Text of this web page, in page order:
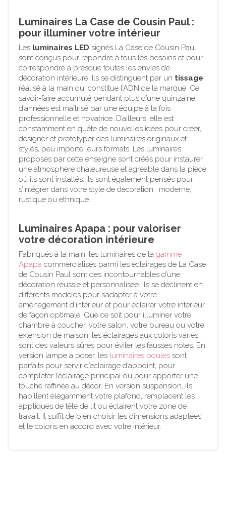
Luminaires La Case de Cousin Paul :
pour illuminer votre intérieur
Les luminaires LED signés La Case de Cousin Paul
sont conçus pour répondre à tous les besoins et pour
correspondre à presque toutes les envies de
décoration intérieure. Ils se distinguent par un tissage
réalisé à la main qui constitue l’ADN de la marque. Ce
savoir-faire accumulé pendant plus d’une quinzaine
d’années est maîtrisé par une équipe à la fois
professionnelle et novatrice. D’ailleurs, elle est
constamment en quête de nouvelles idées pour créer,
designer et prototyper des luminaires originaux et
stylés, peu importe leurs formats. Les luminaires
proposés par cette enseigne sont créés pour instaurer
une atmosphère chaleureuse et agréable dans la pièce
où ils sont installés. Ils sont également pensés pour
s’intégrer dans votre style de décoration : moderne,
rustique ou ethnique.
Luminaires Apapa : pour valoriser
votre décoration intérieure
Fabriqués à la main, les luminaires de la gamme
Apapa commercialisés parmi les éclairages de La Case
de Cousin Paul sont des incontournables d’une
décoration réussie et personnalisée. Ils se déclinent en
différents modèles pour s’adapter à votre
aménagement d’intérieur et pour éclairer votre intérieur
de façon optimale. Que ce soit pour illuminer votre
chambre à coucher, votre salon, votre bureau ou votre
extension de maison, les éclairages aux coloris variés
sont des valeurs sûres pour éviter les fausses notes. En
version lampe à poser, les luminaires boules sont
parfaits pour servir d’éclairage d’appoint, pour
compléter l’éclairage principal ou pour apporter une
touche raffinée au décor. En version suspension, ils
habillent élégamment votre plafond, remplacent les
appliques de tête de lit ou éclairent votre zone de
travail. Il suffit de bien choisir les dimensions adaptées
et le coloris en accord avec votre intérieur.